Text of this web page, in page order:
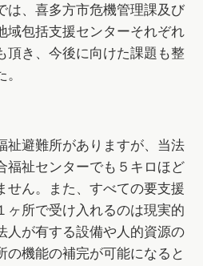
は、喜多方市危機管理課及び
域包括支援センターそれぞれ
頂き、今後に向けた課題も整
。
祉避難所がありますが、当法
福祉センターでも５キロほど
せん。また、すべての要支援
ヶ所で受け入れるのは現実的
人が有する設備や人的資源の
の機能の補完が可能になると